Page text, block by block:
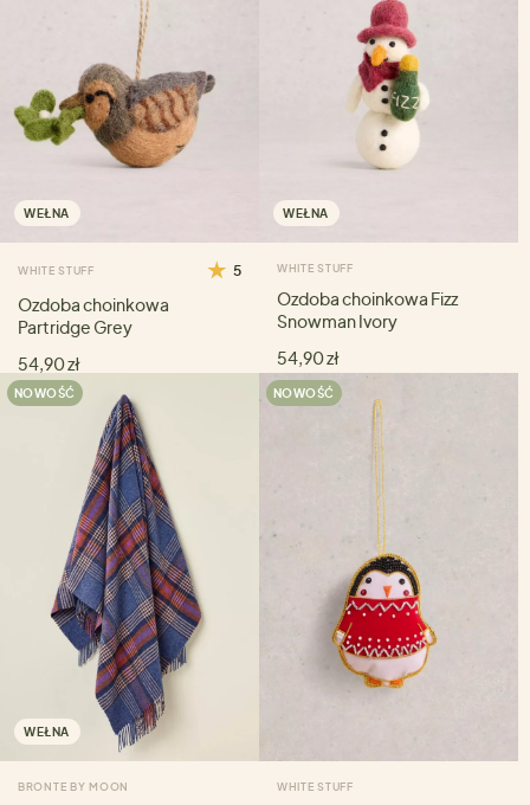
WEŁNA
WHITE STUFF 5
Ozdoba choinkowa
Partridge Grey
54,90 zł
WEŁNA
WHITE STUFF
Ozdoba choinkowa Fizz
Snowman Ivory
54,90 zł
NOWOŚĆ
WEŁNA
BRONTE BY MOON
NOWOŚĆ
WHITE STUFF